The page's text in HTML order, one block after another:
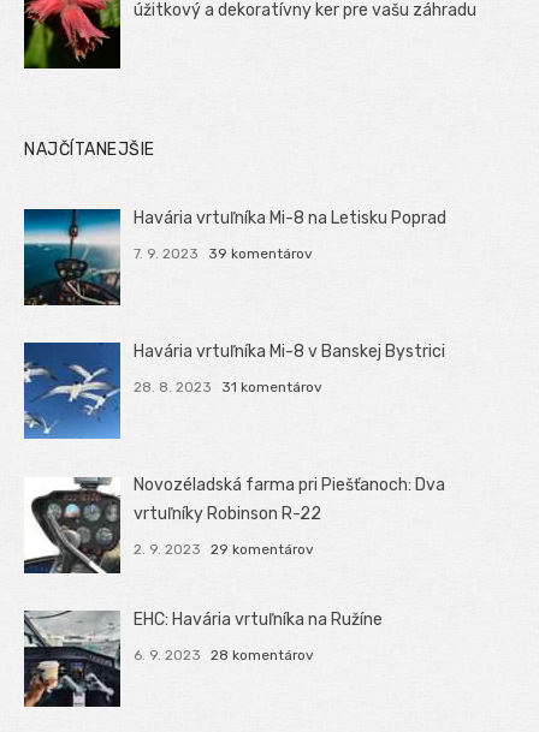
úžitkový a dekoratívny ker pre vašu záhradu
NAJČÍTANEJŠIE
Havária vrtuľníka Mi-8 na Letisku Poprad
7. 9. 2023 39 komentárov
Havária vrtuľníka Mi-8 v Banskej Bystrici
28. 8. 2023 31 komentárov
Novozéladská farma pri Piešťanoch: Dva
vrtuľníky Robinson R-22
2. 9. 2023 29 komentárov
EHC: Havária vrtuľníka na Ružíne
6. 9. 2023 28 komentárov